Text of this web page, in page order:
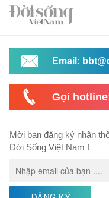
Email:
Gọi
Mời bạn đăng ký nhận
Đời Sống Việt Nam !